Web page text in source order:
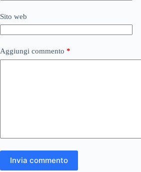
Sito web
Aggiungi commento *
Invia commento